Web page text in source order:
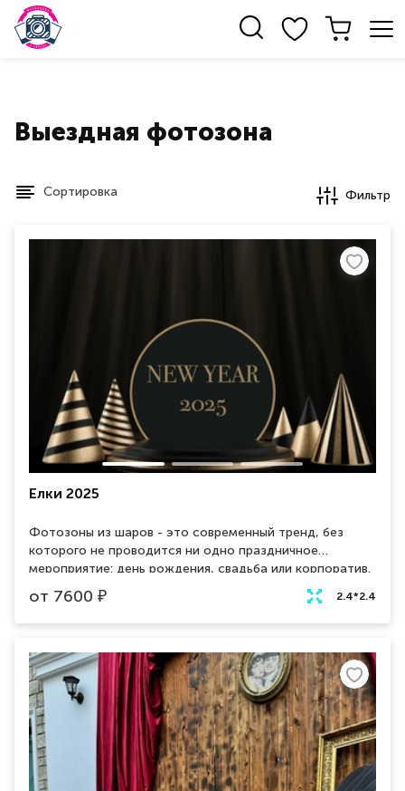
Выездная фотозона
Сортировка Фильтр
Елки 2025
Фотозоны из шаров - это современный тренд, без
которого не проводится ни одно праздничное
мероприятие: день рождения, свадьба или корпоратив.
Эффектная фотозона в стилистике Фортнайт,
полностью изготовленная из шаров, придется по душе
маленькому геймеру. Шары включают в себя все
игры, геймерские надписи.
от 7600 ₽ 2.4*2.4